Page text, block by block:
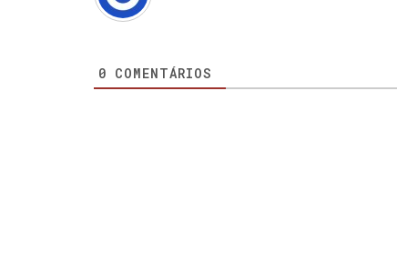
0 COMENTÁRIOS